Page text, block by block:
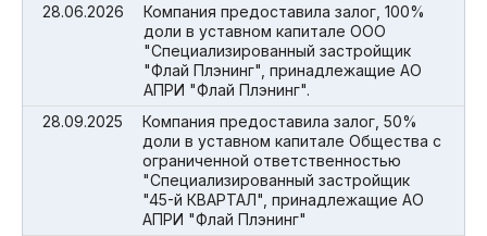
28.06.2026
Компания предоставила залог, 100%
доли в уставном капитале ООО
"Специализированный застройщик
"Флай Плэнинг", принадлежащие АО
АПРИ "Флай Плэнинг".
28.09.2025
Компания предоставила залог, 50%
доли в уставном капитале Общества с
ограниченной ответственностью
"Специализированный застройщик
"45-й КВАРТАЛ", принадлежащие АО
АПРИ "Флай Плэнинг"